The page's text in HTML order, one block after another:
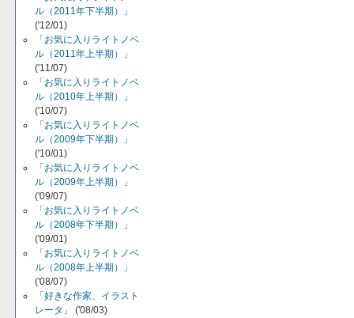
ル（2011年下半期）」
('12/01)
「お気に入りライトノベ
ル（2011年上半期）」
('11/07)
「お気に入りライトノベ
ル（2010年上半期）」
('10/07)
「お気に入りライトノベ
ル（2009年下半期）」
('10/01)
「お気に入りライトノベ
ル（2009年上半期）」
('09/07)
「お気に入りライトノベ
ル（2008年下半期）」
('09/01)
「お気に入りライトノベ
ル（2008年上半期）」
('08/07)
「好きな作家、イラスト
レータ」
('08/03)